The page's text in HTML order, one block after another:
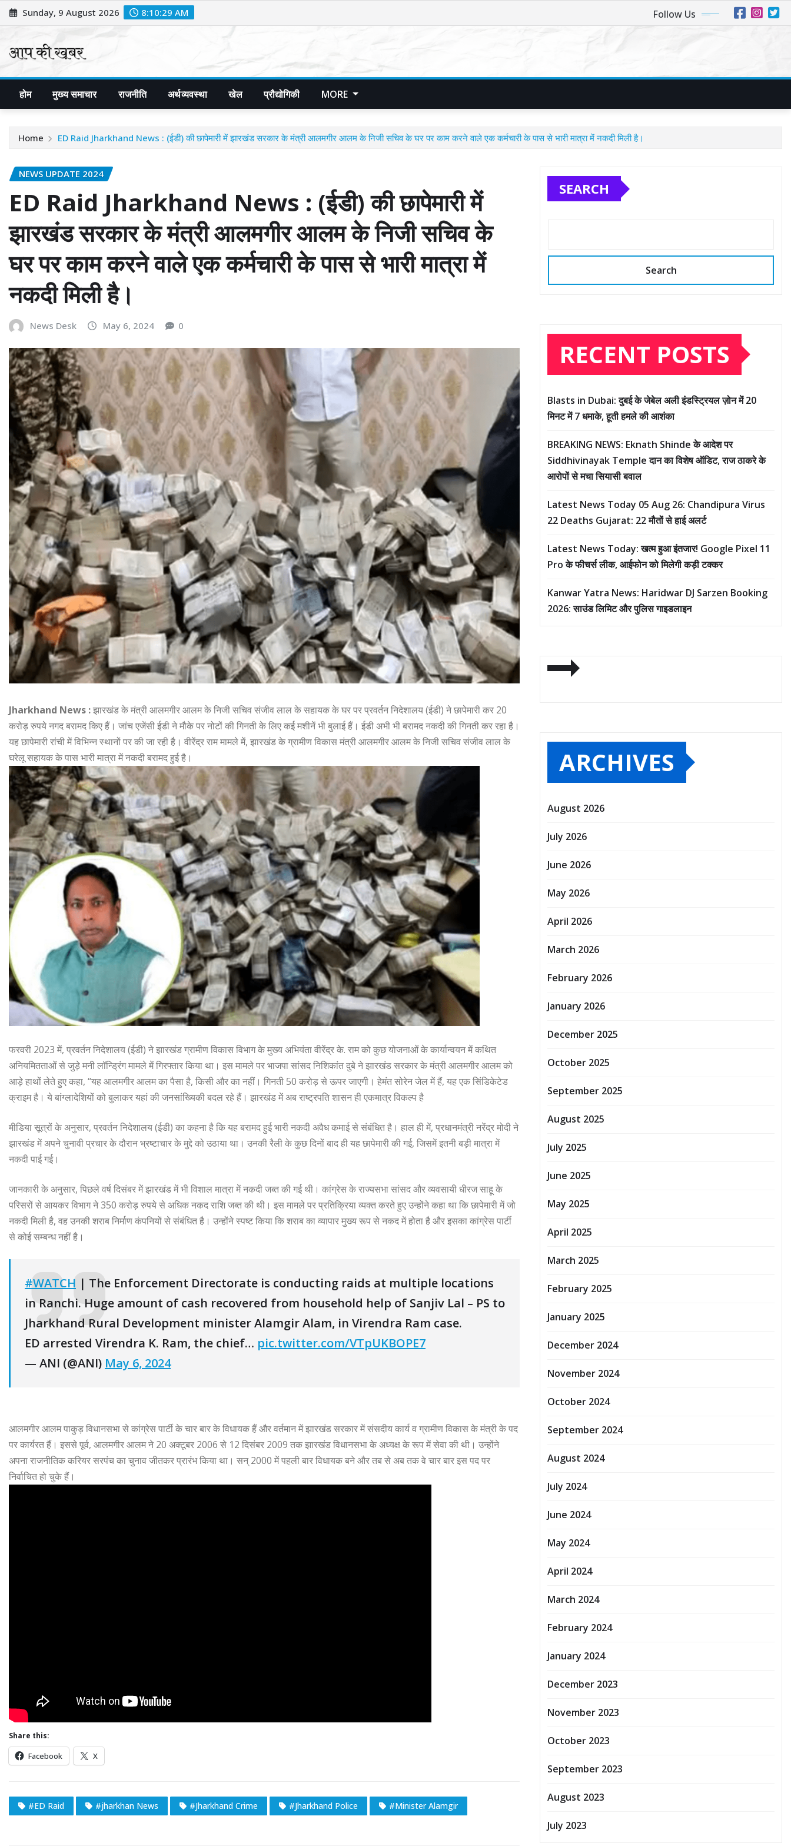
Skip
to
Sunday, 9 August 2026 8:10:31 AM Follow Us
होम मुख्य समाचार राजनीति अर्थव्यवस्था खेल प्रौद्योगिकी MORE
Home ED Raid Jharkhand News : (ईडी) की छापेमारी में झारखंड सरकार के मंत्री आलमगीर आलम के निजी सचिव के घर पर काम करने वाले एक कर्मचारी के पास से भारी मात्रा में नकदी मिली है।
NEWS UPDATE 2024
ED Raid Jharkhand News : (ईडी) की छापेमारी में
झारखंड सरकार के मंत्री आलमगीर आलम के निजी सचिव के
घर पर काम करने वाले एक कर्मचारी के पास से भारी मात्रा में
नकदी मिली है।
News Desk May 6, 2024 0
Jharkhand News :झारखंड के मंत्री आलमगीर आलम के निजी सचिव संजीव लाल के सहायक के घर पर प्रवर्तन निदेशालय (ईडी) ने छापेमारी कर 20
करोड़ रुपये नगद बरामद किए हैं। जांच एजेंसी ईडी ने मौके पर नोटों की गिनती के लिए कई मशीनें भी बुलाई हैं। ईडी अभी भी बरामद नकदी की गिनती कर रहा है।
यह छापेमारी रांची में विभिन्न स्थानों पर की जा रही है। वीरेंद्र राम मामले में, झारखंड के ग्रामीण विकास मंत्री आलमगीर आलम के निजी सचिव संजीव लाल के
घरेलू सहायक के पास भारी मात्रा में नकदी बरामद हुई है।
फरवरी 2023 में, प्रवर्तन निदेशालय (ईडी) ने झारखंड ग्रामीण विकास विभाग के मुख्य अभियंता वीरेंद्र के. राम को कुछ योजनाओं के कार्यान्वयन में कथित
अनियमितताओं से जुड़े मनी लॉन्ड्रिंग मामले में गिरफ्तार किया था। इस मामले पर भाजपा सांसद निशिकांत दुबे ने झारखंड सरकार के मंत्री आलमगीर आलम को
आड़े हाथों लेते हुए कहा, “यह आलमगीर आलम का पैसा है, किसी और का नहीं। गिनती 50 करोड़ से ऊपर जाएगी। हेमंत सोरेन जेल में हैं, यह एक सिंडिकेटेड
क्राइम है। ये बांग्लादेशियों को बुलाकर यहां की जनसांख्यिकी बदल रहे हैं। झारखंड में अब राष्ट्रपति शासन ही एकमात्र विकल्प है
मीडिया सूत्रों के अनुसार, प्रवर्तन निदेशालय (ईडी) का कहना है कि यह बरामद हुई भारी नकदी अवैध कमाई से संबंधित है। हाल ही में, प्रधानमंत्री नरेंद्र मोदी ने
झारखंड में अपने चुनावी प्रचार के दौरान भ्रष्टाचार के मुद्दे को उठाया था। उनकी रैली के कुछ दिनों बाद ही यह छापेमारी की गई, जिसमें इतनी बड़ी मात्रा में
नकदी पाई गई।
जानकारी के अनुसार, पिछले वर्ष दिसंबर में झारखंड में भी विशाल मात्रा में नकदी जब्त की गई थी। कांग्रेस के राज्यसभा सांसद और व्यवसायी धीरज साहू के
परिसरों से आयकर विभाग ने 350 करोड़ रुपये से अधिक नकद राशि जब्त की थी। इस मामले पर प्रतिक्रिया व्यक्त करते हुए उन्होंने कहा था कि छापेमारी में जो
नकदी मिली है, वह उनकी शराब निर्माण कंपनियों से संबंधित है। उन्होंने स्पष्ट किया कि शराब का व्यापार मुख्य रूप से नकद में होता है और इसका कांग्रेस पार्टी
से कोई सम्बन्ध नहीं है।
#WATCH | The Enforcement Directorate is conducting raids at multiple locations
in Ranchi. Huge amount of cash recovered from household help of Sanjiv Lal – PS to
Jharkhand Rural Development minister Alamgir Alam, in Virendra Ram case.
ED arrested Virendra K. Ram, the chief… pic.twitter.com/VTpUKBOPE7
— ANI (@ANI) May 6, 2024
आलमगीर आलम पाकुड़ विधानसभा से कांग्रेस पार्टी के चार बार के विधायक हैं और वर्तमान में झारखंड सरकार में संसदीय कार्य व ग्रामीण विकास के मंत्री के पद
पर कार्यरत हैं। इससे पूर्व, आलमगीर आलम ने 20 अक्टूबर 2006 से 12 दिसंबर 2009 तक झारखंड विधानसभा के अध्यक्ष के रूप में सेवा की थी। उन्होंने
अपना राजनीतिक करियर सरपंच का चुनाव जीतकर प्रारंभ किया था। सन् 2000 में पहली बार विधायक बने और तब से अब तक वे चार बार इस पद पर
निर्वाचित हो चुके हैं।
Share this:
Facebook X
#ED Raid #jharkhan News #Jharkhand Crime #Jharkhand Police #Minister Alamgir
SEARCH
Search
RECENT POSTS
Blasts in Dubai: दुबई के जेबेल अली इंडस्ट्रियल ज़ोन में 20
मिनट में 7 धमाके, हूती हमले की आशंका
BREAKING NEWS: Eknath Shinde के आदेश पर
Siddhivinayak Temple दान का विशेष ऑडिट, राज ठाकरे के
आरोपों से मचा सियासी बवाल
Latest News Today 05 Aug 26: Chandipura Virus
22 Deaths Gujarat: 22 मौतों से हाई अलर्ट
Latest News Today: खत्म हुआ इंतजार! Google Pixel 11
Pro के फीचर्स लीक, आईफोन को मिलेगी कड़ी टक्कर
Kanwar Yatra News: Haridwar DJ Sarzen Booking
2026: साउंड लिमिट और पुलिस गाइडलाइन
ARCHIVES
August 2026
July 2026
June 2026
May 2026
April 2026
March 2026
February 2026
January 2026
December 2025
October 2025
September 2025
August 2025
July 2025
June 2025
May 2025
April 2025
March 2025
February 2025
January 2025
December 2024
November 2024
October 2024
September 2024
August 2024
July 2024
June 2024
May 2024
April 2024
March 2024
February 2024
January 2024
December 2023
November 2023
October 2023
September 2023
August 2023
July 2023